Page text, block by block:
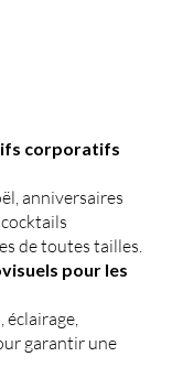
corporatifs
anniversaires
de toutes tailles.
pour les
garantir une